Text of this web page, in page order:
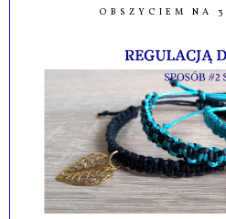
OBSZYCIEM NA